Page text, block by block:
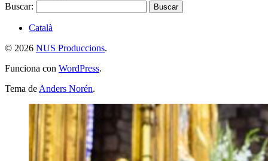
Buscar:
Català
© 2026 NUS Produccions.
Funciona con WordPress.
Tema de Anders Norén.